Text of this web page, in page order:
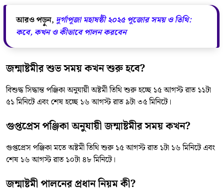
আরও পড়ুন, দুর্গাপূজা মহাষষ্ঠী ২০২৫ পূজোর সময় ও তিথি:
কবে, কখন ও কীভাবে পালন করবেন
জন্মাষ্টমীর শুভ সময় কখন শুরু হবে?
বিশুদ্ধ সিদ্ধান্ত পঞ্জিকা অনুযায়ী অষ্টমী তিথি শুরু হচ্ছে ১৫ আগস্ট রাত ১১টা
৫১ মিনিটে এবং শেষ হচ্ছে ১৬ আগস্ট রাত ৯টা ৩৫ মিনিটে।
গুপ্তপ্রেস পঞ্জিকা অনুযায়ী জন্মাষ্টমীর সময় কখন?
গুপ্তপ্রেস পঞ্জিকা মতে অষ্টমী তিথি শুরু ১৫ আগস্ট রাত ১টা ১৬ মিনিটে এবং
শেষ ১৬ আগস্ট রাত ১০টা ৪৮ মিনিটে।
জন্মাষ্টমী পালনের প্রধান নিয়ম কী?